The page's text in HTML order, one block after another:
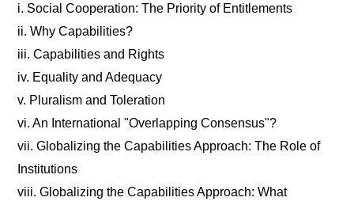
i. Social Cooperation: The Priority of Entitlements
ii. Why Capabilities?
iii. Capabilities and Rights
iv. Equality and Adequacy
v. Pluralism and Toleration
vi. An International "Overlapping Consensus"?
vii. Globalizing the Capabilities Approach: The Role of
Institutions
viii. Globalizing the Capabilities Approach: What